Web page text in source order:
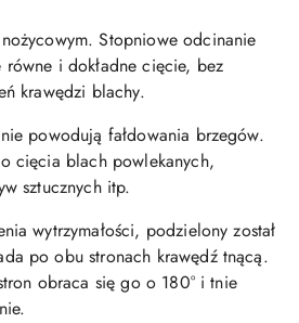
Stopniowe odcinanie
i dokładne cięcie, bez
krawędzi blachy.
powodują fałdowania brzegów.
cięcia blach powlekanych,
sztucznych itp.
wytrzymałości, podzielony został
po obu stronach krawędź tnącą.
obraca się go o 180° i tnie